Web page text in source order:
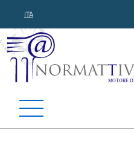
ITA
Normattiva